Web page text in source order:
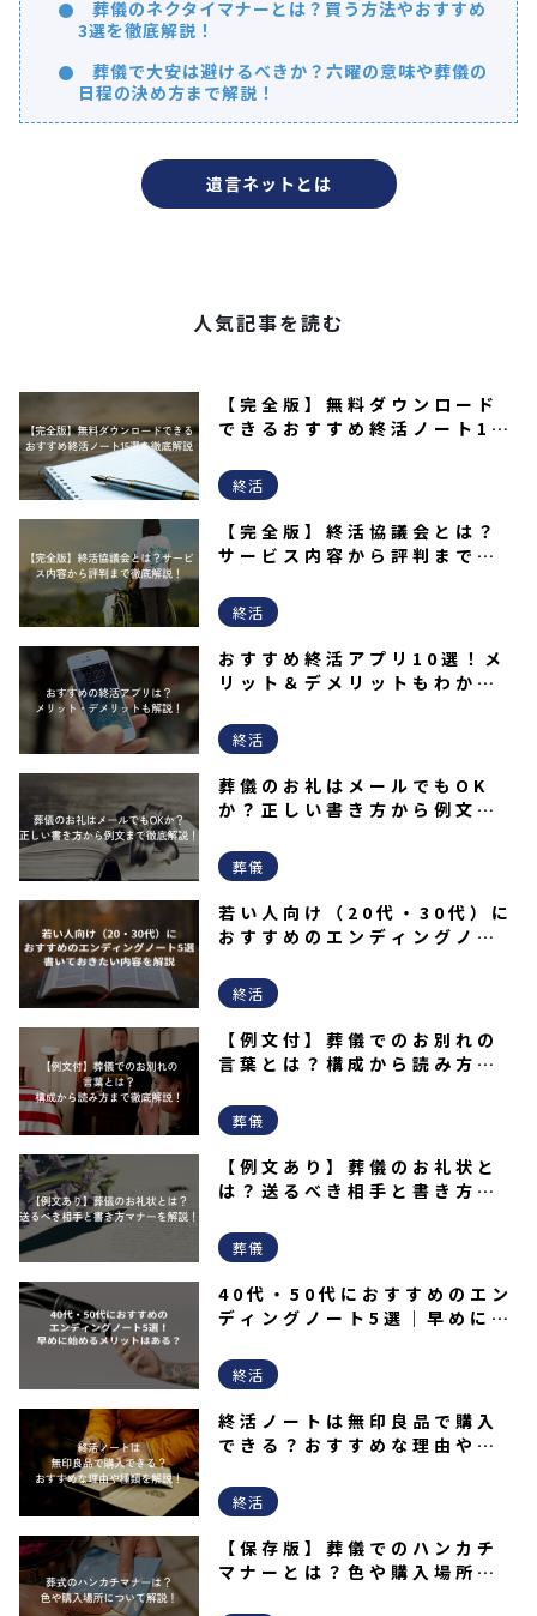
葬儀のネクタイマナーとは？買う方法やおすすめ
3選を徹底解説！
葬儀で大安は避けるべきか？六曜の意味や葬儀の
日程の決め方まで解説！
遺言ネットとは
人気記事を読む
【完全版】無料ダウンロード
できるおすすめ終活ノート15
終活
【完全版】終活協議会とは？
サービス内容から評判まで徹
終活
おすすめ終活アプリ10選！メ
リット＆デメリットもわかり
終活
葬儀のお礼はメールでもOK
か？正しい書き方から例文ま
葬儀
若い人向け（20代・30代）に
おすすめのエンディングノー
解説
終活
【例文付】葬儀でのお別れの
言葉とは？構成から読み方ま
葬儀
【例文あり】葬儀のお礼状と
は？送るべき相手と書き方マ
葬儀
40代・50代におすすめのエン
ディングノート5選｜早めに始
終活
終活ノートは無印良品で購入
できる？おすすめな理由や種
終活
【保存版】葬儀でのハンカチ
マナーとは？色や購入場所な